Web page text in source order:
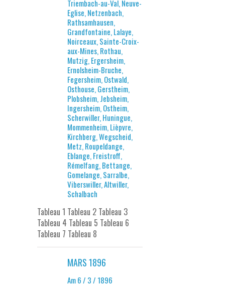
Triembach-au-Val, Neuve-
Eglise, Netzenbach,
Rathsamhausen,
Grandfontaine, Lalaye,
Noirceaux, Sainte-Croix-
aux-Mines, Rothau,
Mutzig, Ergersheim,
Ernolsheim-Bruche,
Fegersheim, Ostwald,
Osthouse, Gerstheim,
Plobsheim, Jebsheim,
Ingersheim, Ostheim,
Scherwiller, Huningue,
Mommenheim, Lièpvre,
Kirchberg, Wegscheid,
Metz, Roupeldange,
Eblange, Freistroff,
Rémelfang, Bettange,
Gomelange, Sarralbe,
Viberswiller, Altwiller,
Schalbach
Tableau 1 Tableau 2 Tableau 3
Tableau 4 Tableau 5 Tableau 6
Tableau 7 Tableau 8
MARS 1896
Am 6 / 3 / 1896